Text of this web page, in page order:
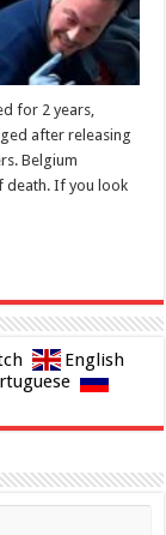
for 2 years,
after releasing
Belgium
death. If you look
English